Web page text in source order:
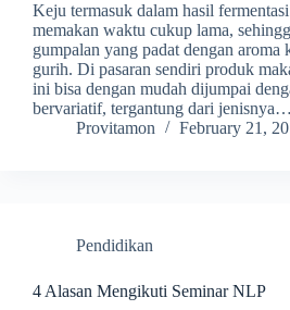
Keju termasuk dalam hasil
memakan waktu cukup lama,
gumpalan yang padat dengan aroma
gurih. Di pasaran sendiri produk
ini bisa dengan mudah dijumpai
bervariatif, tergantung dari jenisnya…
Provitamon
February 21,
Pendidikan
4 Alasan Mengikuti Seminar NLP